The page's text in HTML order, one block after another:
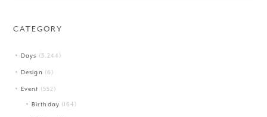
CATEGORY
Days (3,244)
Design (6)
Event (552)
Birthday (164)